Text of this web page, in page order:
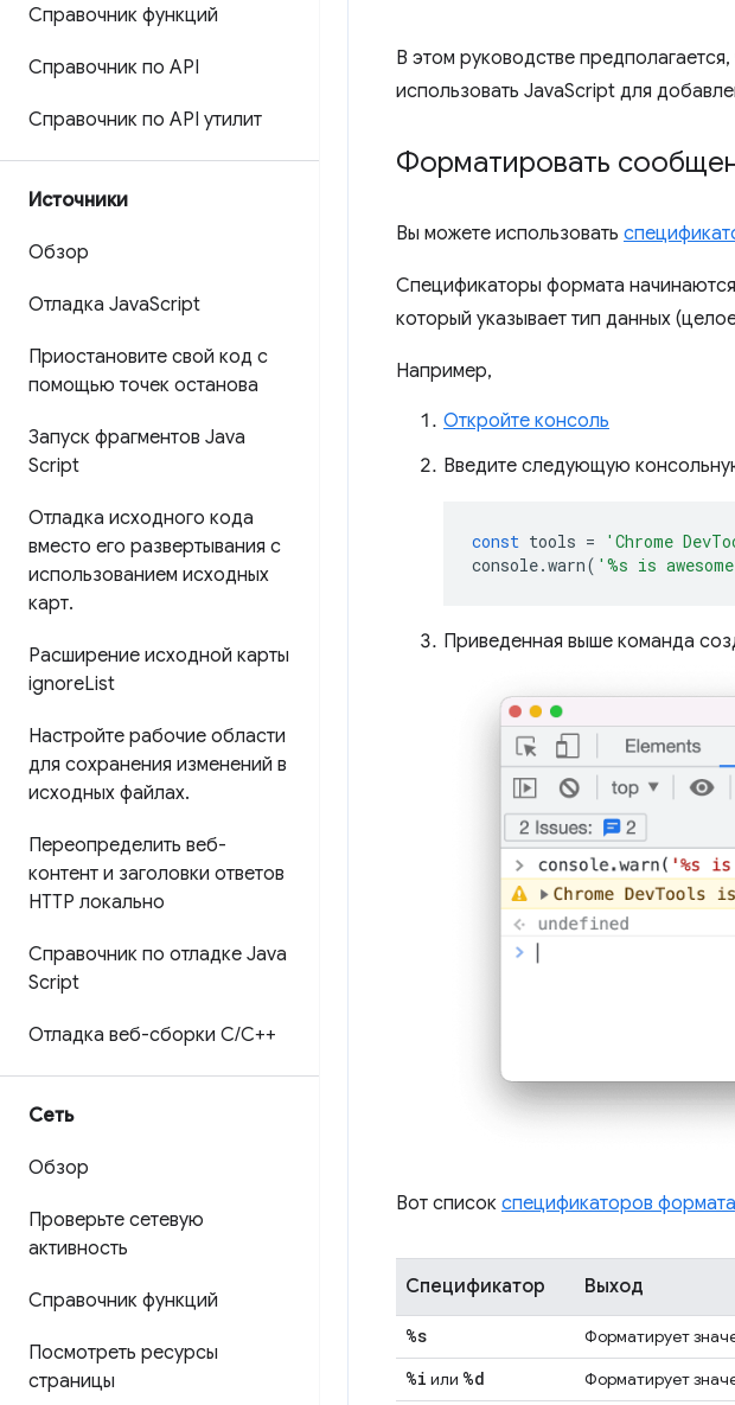
Справочник функций
Справочник по API
Справочник по API утилит
Источники
Обзор
Отладка JavaScript
Приостановите свой код с
помощью точек останова
Запуск фрагментов Java
Script
Отладка исходного кода
вместо его развертывания с
использованием исходных
карт.
Расширение исходной карты
ignoreList
Настройте рабочие области
для сохранения изменений в
исходных файлах.
Переопределить веб-
контент и заголовки ответов
HTTP локально
Справочник по отладке Java
Script
Отладка веб-сборки C/C++
Сеть
Обзор
Проверьте сетевую
активность
Справочник функций
Посмотреть ресурсы
страницы
В этом руководстве
использовать JavaScript для
Форматировать
Вы можете использовать
Спецификаторы формата
который указывает тип данных
Например,
Откройте консоль
Введите следующую
const tools = 'Chrome
console.warn( '%s is
Приведенная выше команда
Вот список спецификаторов
Спецификатор Выход
%s Форматирует
%i или %d Форматирует